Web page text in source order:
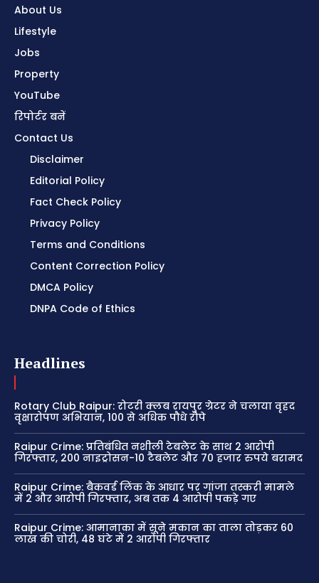
About Us
Lifestyle
Jobs
Property
YouTube
रिपोर्टर बनें
Contact Us
Disclaimer
Editorial Policy
Fact Check Policy
Privacy Policy
Terms and Conditions
Content Correction Policy
DMCA Policy
DNPA Code of Ethics
Headlines
Rotary Club Raipur: रोटरी क्लब रायपुर ग्रेटर ने चलाया वृहद
वृक्षारोपण अभियान, 100 से अधिक पौधे रोपे
Raipur Crime: प्रतिबंधित नशीली टेबलेट के साथ 2 आरोपी
गिरफ्तार, 200 नाइट्रोसन-10 टैबलेट और 70 हजार रुपये बरामद
Raipur Crime: बैकवर्ड लिंक के आधार पर गांजा तस्करी मामले
में 2 और आरोपी गिरफ्तार, अब तक 4 आरोपी पकड़े गए
Raipur Crime: आमानाका में सूने मकान का ताला तोड़कर 60
लाख की चोरी, 48 घंटे में 2 आरोपी गिरफ्तार